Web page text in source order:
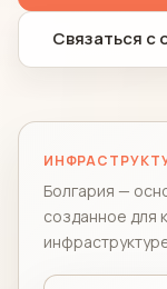
Связаться
Болгария —
созданное для